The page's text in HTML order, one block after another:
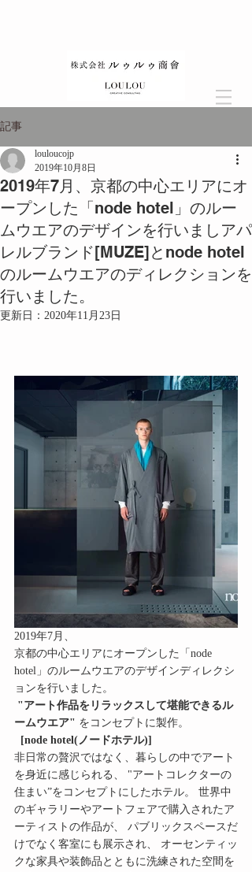
記事
2019年7月、京都の中心エリアにオ
ープンした「node hotel」のルー
ムウエアのデザインを行いましアパ
レルブランド[MUZE]とnode hotel
のルームウエアのディレクションを
行いました。
louloucojp
2019年10月8日
更新日： 2020年11月23日
2019年7月、
京都の中心エリアにオープンした「node
hotel」のルームウエアのデザインディレクシ
ョンを行いました。
"アート作品をリラックスして堪能できるル
ームウエア" をコンセプトに製作。
[node hotel(ノードホテル)]
非日常の贅沢ではなく、暮らしの中でアート
を身近に感じられる、 "アートコレクターの
住まい”をコンセプトにしたホテル。 世界中
のギャラリーやアートフェアで購入されたア
ーティストの作品が、 パブリックスペースだ
けでなく客室にも展示され、 オーセンティッ
クな家具や装飾品とともに洗練された空間を